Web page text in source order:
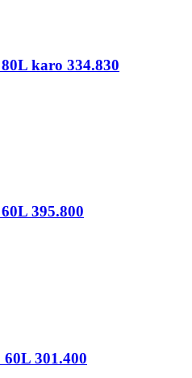
80L karo 334.830
395.800
301.400